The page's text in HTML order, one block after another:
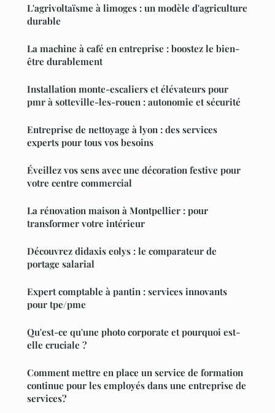
L'agrivoltaïsme à limoges : un modèle d'agriculture
durable
La machine à café en entreprise : boostez le bien-
être durablement
Installation monte-escaliers et élévateurs pour
pmr à sotteville-les-rouen : autonomie et sécurité
Entreprise de nettoyage à lyon : des services
experts pour tous vos besoins
Éveillez vos sens avec une décoration festive pour
votre centre commercial
La rénovation maison à Montpellier : pour
transformer votre intérieur
Découvrez didaxis eolys : le comparateur de
portage salarial
Expert comptable à pantin : services innovants
pour tpe/pme
Qu'est-ce qu'une photo corporate et pourquoi est-
elle cruciale ?
Comment mettre en place un service de formation
continue pour les employés dans une entreprise de
services?